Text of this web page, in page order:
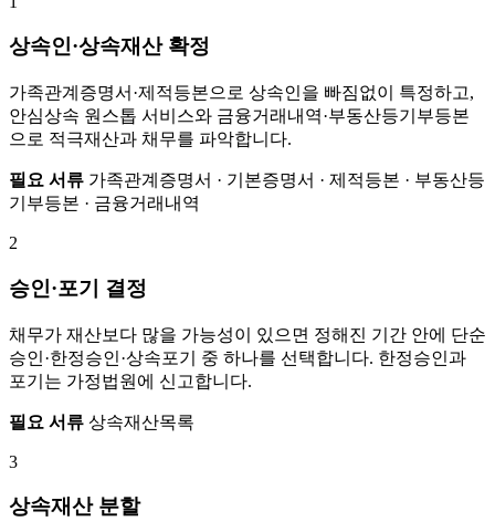
상속인·상속재산 확정
가족관계증명서·제적등본으로 상속인을 빠짐없이 특정하고,
안심상속 원스톱 서비스와 금융거래내역·부동산등기부등본
으로 적극재산과 채무를 파악합니다.
필요 서류 가족관계증명서 · 기본증명서 · 제적등본 · 부동산등
기부등본 · 금융거래내역
2
승인·포기 결정
채무가 재산보다 많을 가능성이 있으면 정해진 기간 안에 단순
승인·한정승인·상속포기 중 하나를 선택합니다. 한정승인과
포기는 가정법원에 신고합니다.
필요 서류 상속재산목록
3
상속재산 분할